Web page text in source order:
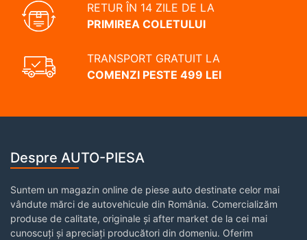
RETUR ÎN 14 ZILE DE LA
PRIMIREA COLETULUI
TRANSPORT GRATUIT LA
COMENZI PESTE 499 LEI
Despre AUTO-PIESA
Suntem un magazin online de piese auto destinate celor mai
vândute mărci de autovehicule din România. Comercializăm
produse de calitate, originale și after market de la cei mai
cunoscuți și apreciați producători din domeniu. Oferim